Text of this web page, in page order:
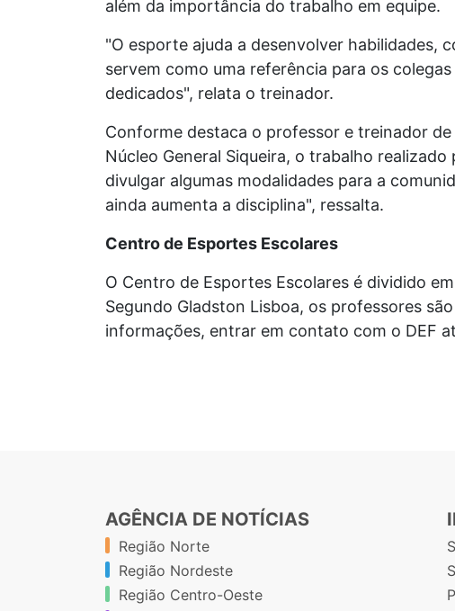
além da importância do trabalho em equipe.
"O esporte ajuda a desenvolver habilidades,
servem como uma referência para os
dedicados", relata o treinador.
Conforme destaca o professor e treinador
Núcleo General Siqueira, o trabalho
divulgar algumas modalidades para a
ainda aumenta a disciplina", ressalta.
Centro de Esportes Escolares
O Centro de Esportes Escolares é dividido
Segundo Gladston Lisboa, os professores
informações, entrar em contato com o DEF
AGÊNCIA DE NOTÍCIAS
Região Norte
Região Nordeste
Região Centro-Oeste